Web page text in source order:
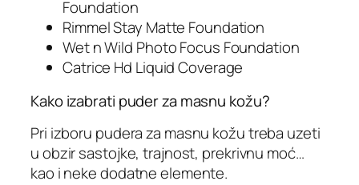
Foundation
Rimmel Stay Matte Foundation
Wet n Wild Photo Focus Foundation
Catrice Hd Liquid Coverage
Kako izabrati puder za masnu kožu?
Pri izboru pudera za masnu kožu treba uzeti
u obzir sastojke, trajnost, prekrivnu moć…
kao i neke dodatne elemente.